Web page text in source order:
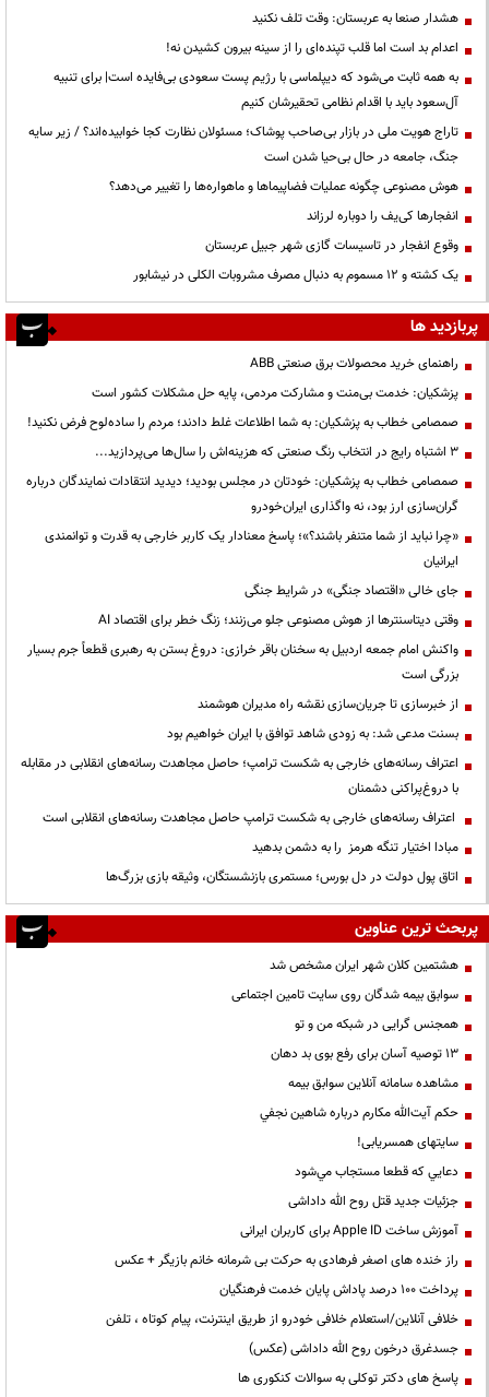
هشدار صنعا به عربستان: وقت تلف نکنید
اعدام بد است اما قلب تپنده‌ای را از سینه بیرون کشیدن نه!
به همه ثابت می‌شود که دیپلماسی با رژیم پست سعودی بی‌فایده است| برای تنبیه
آل‌سعود باید با اقدام نظامی تحقیرشان کنیم
تاراج هویت ملی در بازار بی‌صاحب پوشاک؛ مسئولان نظارت کجا خوابیده‌اند؟ / زیر سایه
جنگ، جامعه در حال بی‌حیا شدن است
هوش مصنوعی چگونه عملیات فضاپیماها و ماهواره‌ها را تغییر می‌دهد؟
انفجارها کی‌یف را دوباره لرزاند
وقوع انفجار در تاسیسات گازی شهر جبیل عربستان
یک کشته و ۱۲ مسموم به دنبال مصرف مشروبات الکلی در نیشابور
پربازدید ها
راهنمای خرید محصولات برق صنعتی ABB
پزشکیان: خدمت بی‌منت و مشارکت مردمی، پایه حل مشکلات کشور است
صمصامی خطاب به پزشکیان: به شما اطلاعات غلط دادند؛ مردم را ساده‌لوح فرض نکنید!
3 اشتباه رایج در انتخاب رنگ صنعتی که هزینه‌اش را سال‌ها می‌پردازید...
صمصامی خطاب به پزشکیان: خودتان در مجلس بودید؛ دیدید انتقادات نمایندگان درباره
گران‌سازی ارز بود، نه واگذاری ایران‌خودرو
«چرا نباید از شما متنفر باشند؟»؛ پاسخ معنادار یک کاربر خارجی به قدرت و توانمندی
ایرانیان
جای خالی «اقتصاد جنگی» در شرایط جنگی
وقتی دیتاسنترها از هوش مصنوعی جلو می‌زنند؛ زنگ خطر برای اقتصاد AI
واکنش امام جمعه اردبیل به سخنان باقر خرازی: دروغ بستن به رهبری قطعاً جرم بسیار
بزرگی است
از خبرسازی تا جریان‌سازی نقشه راه مدیران هوشمند
بسنت مدعی شد: به زودی شاهد توافق با ایران خواهیم بود
اعتراف رسانه‌های خارجی به شکست ترامپ؛ حاصل مجاهدت رسانه‌های انقلابی در مقابله
با دروغ‌پراکنی دشمنان
اعتراف رسانه‌های خارجی به شکست ترامپ حاصل مجاهدت رسانه‌های انقلابی است
مبادا اختیار تنگه هرمز را به دشمن بدهید
اتاق پول دولت در دل بورس؛ مستمری بازنشستگان، وثیقه بازی بزرگ‌ها
پربحث ترین عناوین
هشتمین کلان شهر ایران مشخص شد
سوابق بیمه شدگان روی سایت تامین اجتماعی
همجنس گرایی در شبکه من و تو
13 توصیه آسان برای رفع بوی بد دهان
مشاهده سامانه آنلاين سوابق بیمه
حكم آيت‌الله مكارم درباره شاهين نجفي
سایتهای همسریابی!
دعايي كه قطعا مستجاب مي‌شود
جزئیات جدید قتل روح الله داداشی
آموزش ساخت Apple ID برای کاربران ایرانی
راز خنده های اصغر فرهادی به حرکت بی شرمانه خانم بازیگر + عکس
پرداخت ۱۰۰ درصد پاداش پایان خدمت فرهنگیان
خلافی آنلاین/استعلام خلافی خودرو از طریق اینترنت، پیام کوتاه ، تلفن
جسدغرق درخون روح الله داداشی (عکس)
پاسخ های دکتر توکلی به سوالات کنکوری ها